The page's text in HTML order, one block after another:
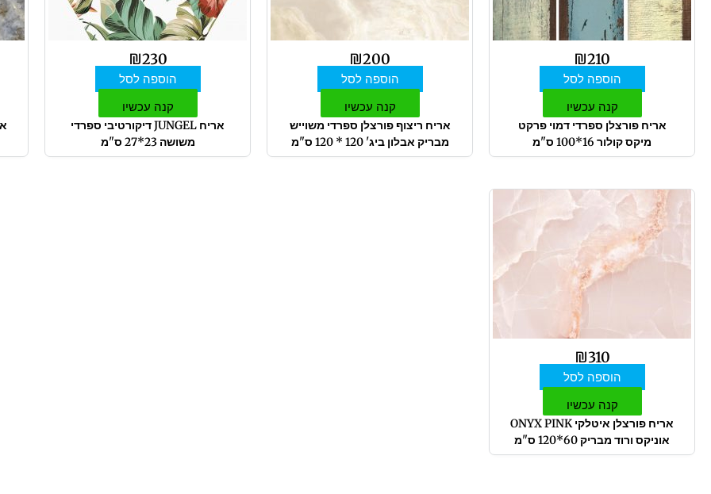
₪210
הוספה לסל
קנה עכשיו
אריח פורצלן ספרדי דמוי פרקט
מיקס קולור 16*100 ס"מ
₪200
הוספה לסל
קנה עכשיו
אריח ריצוף פורצלן ספרדי משוייש
מבריק אבלון ביג' 120 * 120 ס"מ
₪230
הוספה לסל
קנה עכשיו
אריח JUNGEL דיקורטיבי ספרדי
משושה 23*27 ס"מ
₪310
הוספה לסל
קנה עכשיו
אריח פורצלן איטלקי ONYX PINK
אוניקס ורוד מבריק 60*120 ס"מ